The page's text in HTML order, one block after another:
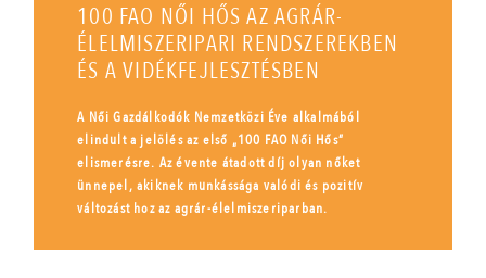
100 FAO NŐI HŐS AZ AGRÁR-
ÉLELMISZERIPARI RENDSZEREKBEN
ÉS A VIDÉKFEJLESZTÉSBEN
A Női Gazdálkodók Nemzetközi Éve alkalmából
elindult a jelölés az első „100 FAO Női Hős”
elismerésre. Az évente átadott díj olyan nőket
ünnepel, akiknek munkássága valódi és pozitív
változást hoz az agrár-élelmiszeriparban.